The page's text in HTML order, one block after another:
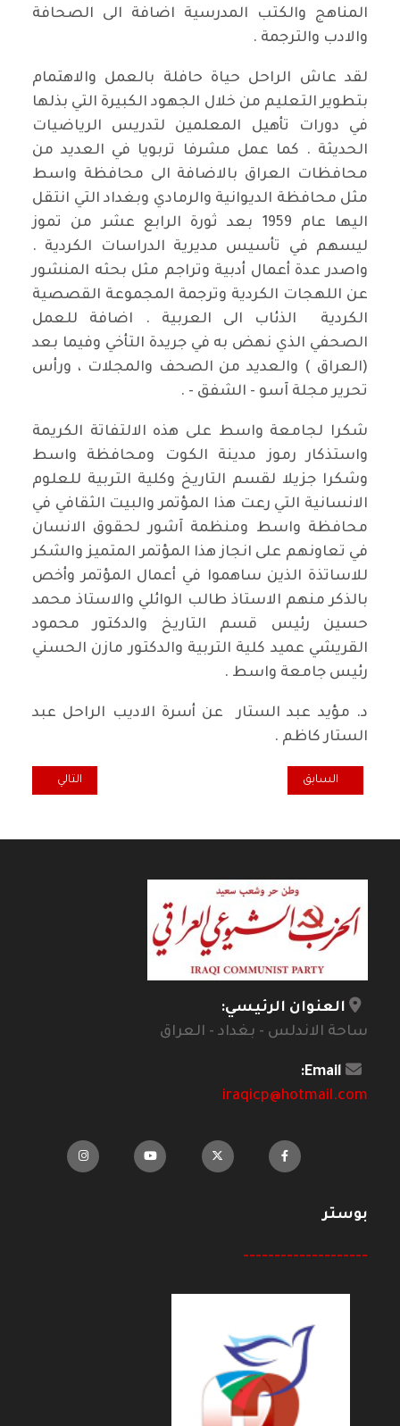
المناهج والكتب المدرسية اضافة الى الصحافة
والادب والترجمة .
لقد عاش الراحل حياة حافلة بالعمل والاهتمام
بتطوير التعليم من خلال الجهود الكبيرة التي بذلها
في دورات تأهيل المعلمين لتدريس الرياضيات
الحديثة . كما عمل مشرفا تربويا في العديد من
محافظات العراق بالاضافة الى محافظة واسط
مثل محافظة الديوانية والرمادي وبغداد التي انتقل
اليها عام 1959 بعد ثورة الرابع عشر من تموز
ليسهم في تأسيس مديرية الدراسات الكردية .
واصدر عدة أعمال أدبية وتراجم مثل بحثه المنشور
عن اللهجات الكردية وترجمة المجموعة القصصية
الكردية الذئاب الى العربية . اضافة للعمل
الصحفي الذي نهض به في جريدة التأخي وفيما بعد
(العراق ) والعديد من الصحف والمجلات ، ورأس
تحرير مجلة آسو - الشفق - .
شكرا لجامعة واسط على هذه الالتفاتة الكريمة
واستذكار رموز مدينة الكوت ومحافظة واسط
وشكرا جزيلا لقسم التاريخ وكلية التربية للعلوم
الانسانية التي رعت هذا المؤتمر والبيت الثقافي في
محافظة واسط ومنظمة آشور لحقوق الانسان
في تعاونهم على انجاز هذا المؤتمر المتميز والشكر
للاساتذة الذين ساهموا في أعمال المؤتمر وأخص
بالذكر منهم الاستاذ طالب الوائلي والاستاذ محمد
حسين رئيس قسم التاريخ والدكتور محمود
القريشي عميد كلية التربية والدكتور مازن الحسني
رئيس جامعة واسط .
د. مؤيد عبد الستار عن أسرة الاديب الراحل عبد
الستار كاظم .
المقال السابق: ذكريات الصبا 1 ايار 1959/ 5 و 6
السابق المقال التالي:
التالي
العنوان الرئيسي:
ساحة الاندلس - بغداد - العراق
Email:
iraqicp@hotmail.com
بوستر
--------------------